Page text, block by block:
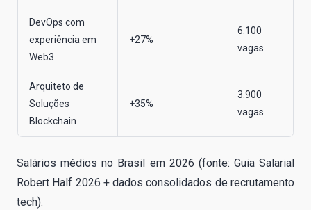
DevOps com
experiência em
Web3
+27%
6.100
vagas
Arquiteto de
Soluções
Blockchain
+35%
3.900
vagas
Salários médios no Brasil em 2026 (fonte: Guia Salarial
Robert Half 2026 + dados consolidados de recrutamento
tech):